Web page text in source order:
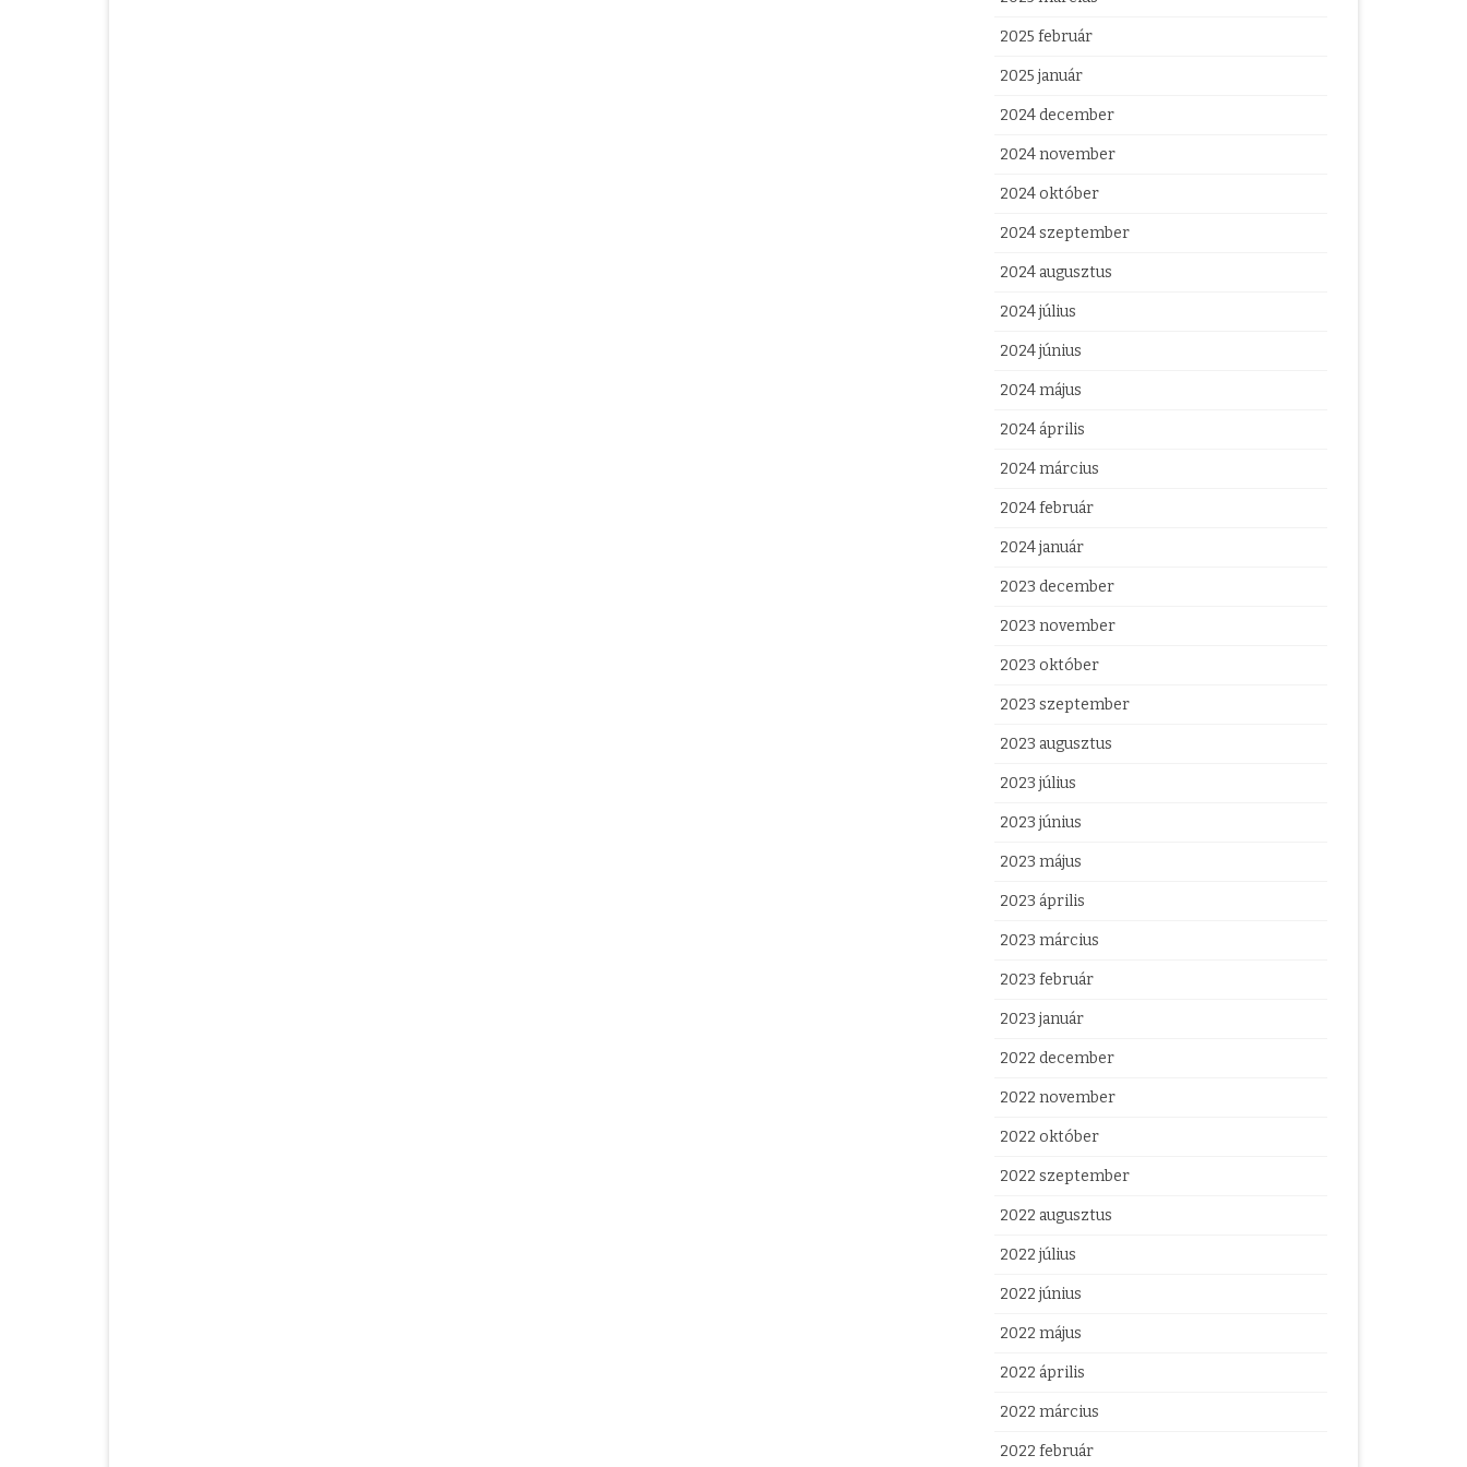
2025 február
2025 január
2024 december
2024 november
2024 október
2024 szeptember
2024 augusztus
2024 július
2024 június
2024 május
2024 április
2024 március
2024 február
2024 január
2023 december
2023 november
2023 október
2023 szeptember
2023 augusztus
2023 július
2023 június
2023 május
2023 április
2023 március
2023 február
2023 január
2022 december
2022 november
2022 október
2022 szeptember
2022 augusztus
2022 július
2022 június
2022 május
2022 április
2022 március
2022 február